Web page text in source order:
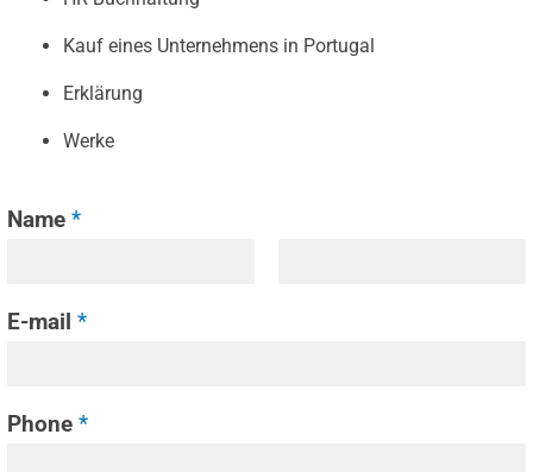
Kauf eines Unternehmens in Portugal
Erklärung
Werke
Name *
i
rE-mail *
Phone *